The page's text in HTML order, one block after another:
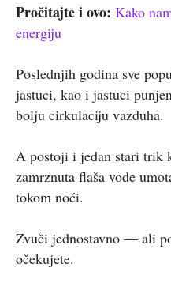
Pročitajte i ovo: Kako
energiju
Poslednjih godina sve
jastuci, kao i jastuci
bolju cirkulaciju vazduha.
A postoji i jedan stari trik
zamrznuta flaša vode
tokom noći.
Zvuči jednostavno — ali
očekujete.